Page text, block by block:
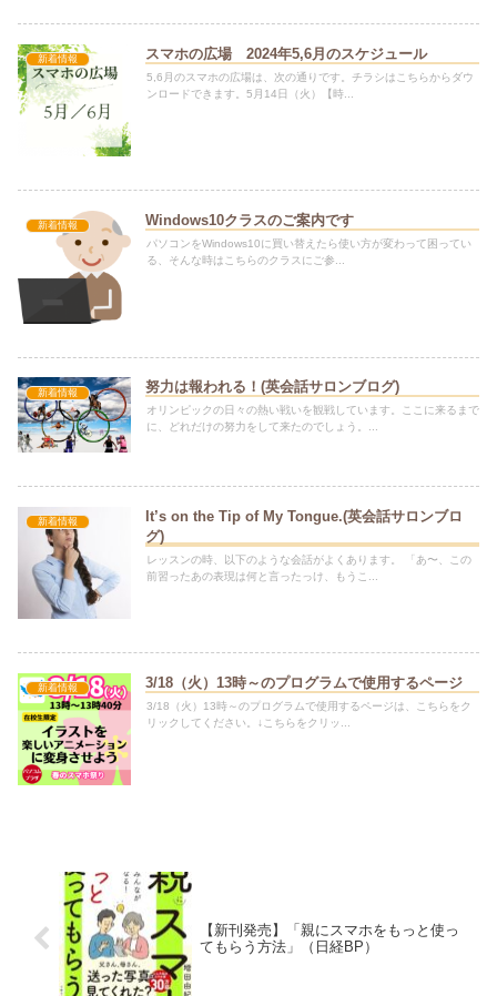
新着情報 スマホの広場 2024年5,6月のスケジュール
5,6月のスマホの広場は、次の通りです。チラシはこちらからダウ
ンロードできます。5月14日（火）【時...
新着情報 Windows10クラスのご案内です
パソコンをWindows10に買い替えたら使い方が変わって困ってい
る、そんな時はこちらのクラスにご参...
新着情報 努力は報われる！(英会話サロンブログ)
オリンピックの日々の熱い戦いを観戦しています。ここに来るまで
に、どれだけの努力をして来たのでしょう。...
新着情報
It’s on the Tip of My Tongue.(英会話サロンブロ
グ)
レッスンの時、以下のような会話がよくあります。 「あ〜、この
前習ったあの表現は何と言ったっけ、もうこ...
新着情報 3/18（火）13時～のプログラムで使用するページ
3/18（火）13時～のプログラムで使用するページは、こちらをク
リックしてください。↓こちらをクリッ...
【新刊発売】「親にスマホをもっと使っ
てもらう方法」（日経BP）